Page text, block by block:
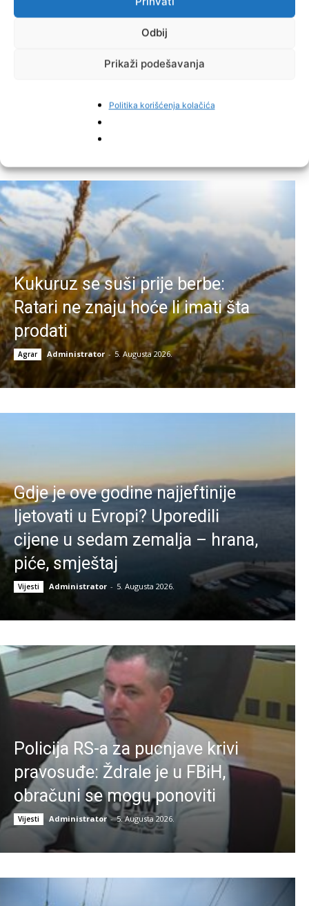
Odbij
Prikaži podešavanja
Politika korišćenja kolačića
Kukuruz se suši prije berbe:
Ratari ne znaju hoće li imati šta
prodati
Agrar Administrator - 5. Augusta 2026.
Gdje je ove godine najjeftinije
ljetovati u Evropi? Uporedili
cijene u sedam zemalja – hrana,
piće, smještaj
Vijesti Administrator - 5. Augusta 2026.
Policija RS-a za pucnjave krivi
pravosuđe: Ždrale je u FBiH,
obračuni se mogu ponoviti
Vijesti Administrator - 5. Augusta 2026.